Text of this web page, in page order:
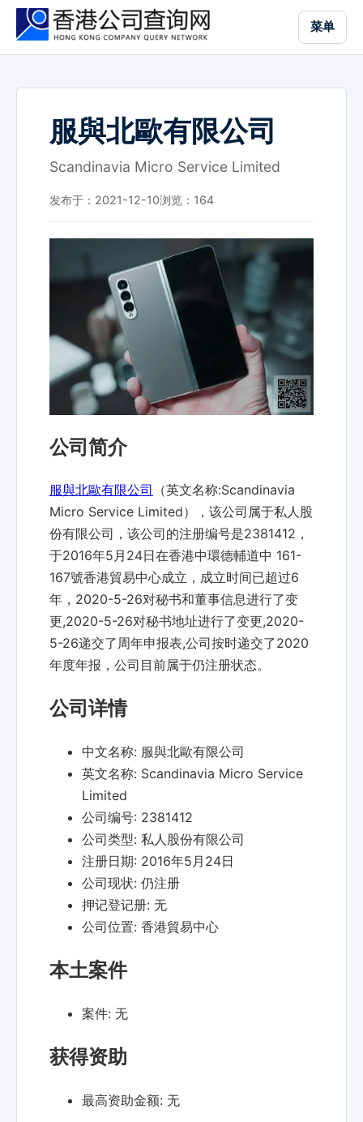
菜单
服與北歐有限公司
Scandinavia Micro Service Limited
发布于：2021-12-10浏览： 164
公司简介
服與北歐有限公司 （英文名称:Scandinavia
Micro Service Limited），该公司属于私人股
份有限公司，该公司的注册编号是2381412，
于2016年5月24日在香港中環德輔道中 161-
167號香港貿易中心成立，成立时间已超过6
年，2020-5-26对秘书和董事信息进行了变
更,2020-5-26对秘书地址进行了变更,2020-
5-26递交了周年申报表,公司按时递交了2020
年度年报，公司目前属于仍注册状态。
公司详情
中文名称: 服與北歐有限公司
英文名称: Scandinavia Micro Service
Limited
公司编号: 2381412
公司类型: 私人股份有限公司
注册日期: 2016年5月24日
公司现状: 仍注册
押记登记册: 无
公司位置: 香港貿易中心
本土案件
案件: 无
获得资助
最高资助金额: 无